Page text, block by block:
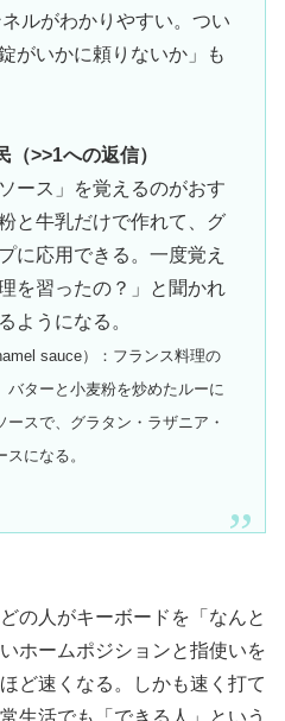
ルがわかりやすい。つい
がいかに頼りないか」も
>>1への返信）
ース」を覚えるのがおす
と牛乳だけで作れて、グ
に応用できる。一度覚え
を習ったの？」と聞かれ
ようになる。
sauce）：フランス料理の
バターと小麦粉を炒めたルーに
スで、グラタン・ラザニア・
になる。
の人がキーボードを「なんと
ホームポジションと指使いを
ど速くなる。しかも速く打て
生活でも「できる人」という